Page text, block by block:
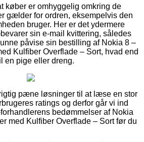
køber er omhyggelig omkring de
gælder for ordren, eksempelvis den
bruger. Her er det ydermere
sin e-mail kvittering, således
påvise sin bestilling af Nokia 8 –
Kulfiber Overflade – Sort, hvad end
en pige eller dreng.
pæne løsninger til at læse en stor
ratings og derfor går vi ind
bedømmelser af Nokia
med Kulfiber Overflade – Sort før du